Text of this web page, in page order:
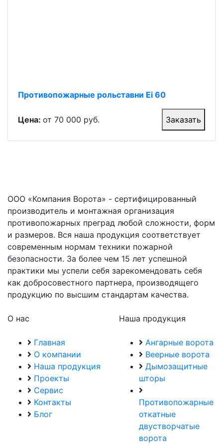
Противопожарные рольставни Ei 60
Цена: от 70 000 руб. Заказать
ООО «Компания Ворота» - сертифицированный
производитель и монтажная организация
противопожарных преград любой сложности, форм
и размеров. Вся наша продукция соответствует
современным нормам техники пожарной
безопасности. За более чем 15 лет успешной
практики мы успели себя зарекомендовать себя
как добросовестного партнера, производящего
продукцию по высшим стандартам качества.
О нас
Главная
О компании
Наша продукция
Проекты
Сервис
Контакты
Блог
Наша продукция
Ангарные ворота
Веерные ворота
Дымозащитные
шторы
Противопожарные
откатные
двустворчатые
ворота